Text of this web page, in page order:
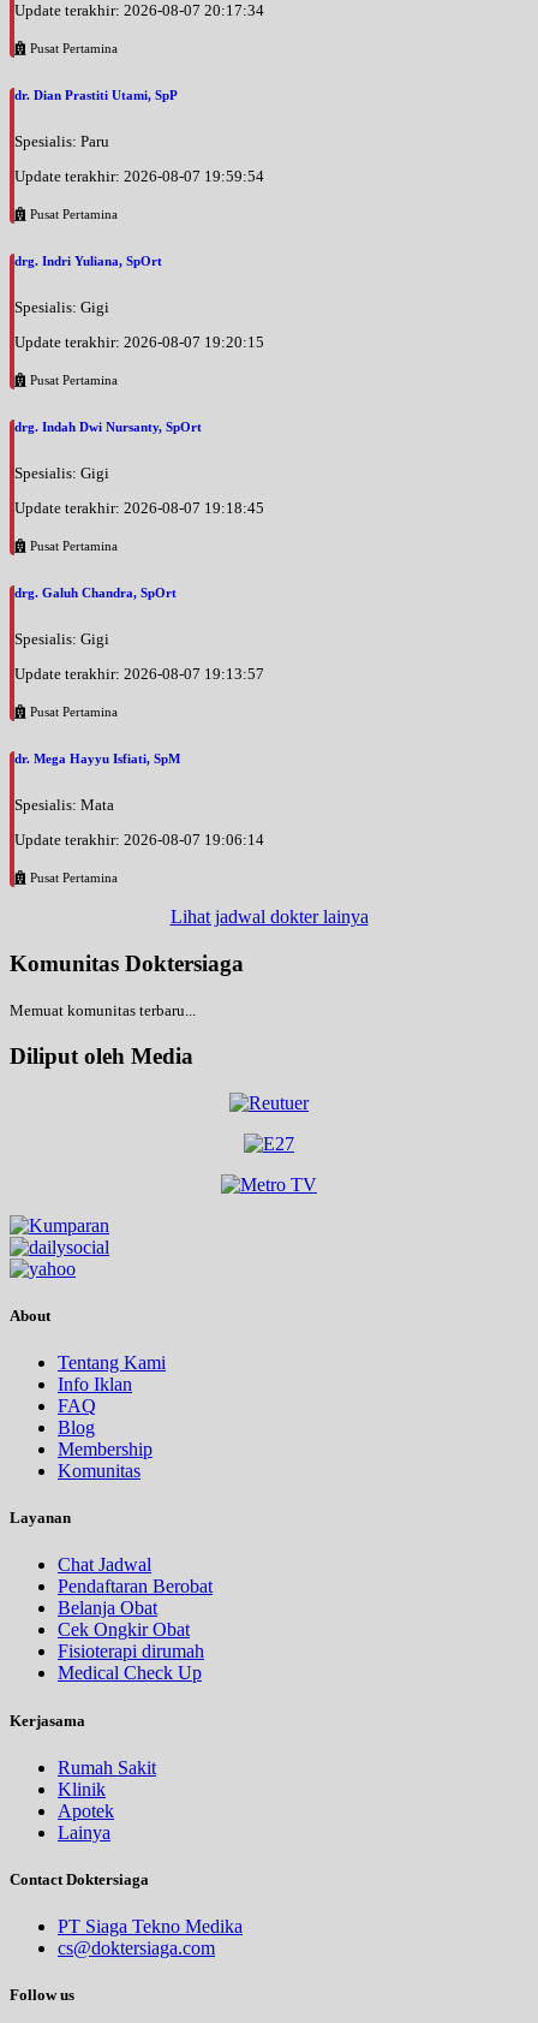
Update terakhir: 2026-08-07 20:17:34
Pusat Pertamina
dr. Dian Prastiti Utami, SpP
Spesialis: Paru
Update terakhir: 2026-08-07 19:59:54
Pusat Pertamina
drg. Indri Yuliana, SpOrt
Spesialis: Gigi
Update terakhir: 2026-08-07 19:20:15
Pusat Pertamina
drg. Indah Dwi Nursanty, SpOrt
Spesialis: Gigi
Update terakhir: 2026-08-07 19:18:45
Pusat Pertamina
drg. Galuh Chandra, SpOrt
Spesialis: Gigi
Update terakhir: 2026-08-07 19:13:57
Pusat Pertamina
dr. Mega Hayyu Isfiati, SpM
Spesialis: Mata
Update terakhir: 2026-08-07 19:06:14
Pusat Pertamina
Lihat jadwal dokter lainya
Komunitas Doktersiaga
Memuat komunitas terbaru...
Diliput oleh Media
About
Tentang Kami
Info Iklan
FAQ
Blog
Membership
Komunitas
Layanan
Chat Jadwal
Pendaftaran Berobat
Belanja Obat
Cek Ongkir Obat
Fisioterapi dirumah
Medical Check Up
Kerjasama
Rumah Sakit
Klinik
Apotek
Lainya
Contact Doktersiaga
PT Siaga Tekno Medika
cs@doktersiaga.com
Follow us